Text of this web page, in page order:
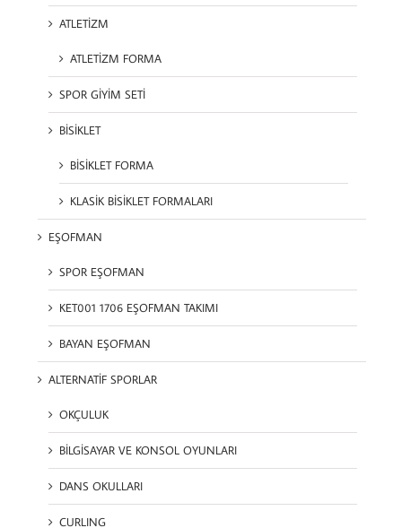
ATLETİZM
ATLETİZM FORMA
SPOR GİYİM SETİ
BİSİKLET
BİSİKLET FORMA
KLASİK BİSİKLET FORMALARI
EŞOFMAN
SPOR EŞOFMAN
KET001 1706 EŞOFMAN TAKIMI
BAYAN EŞOFMAN
ALTERNATİF SPORLAR
OKÇULUK
BİLGİSAYAR VE KONSOL OYUNLARI
DANS OKULLARI
CURLING